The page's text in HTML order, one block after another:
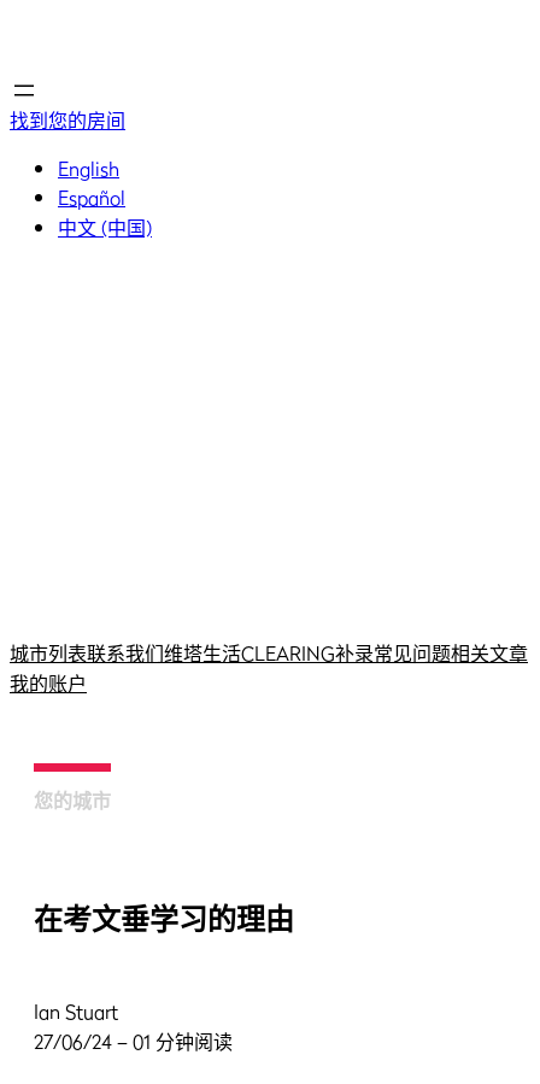
找到您的房间
English
Español
中文 (中国)
城市列表联系我们维塔生活CLEARING补录常见问题相关文章
我的账户
您的城市
在考文垂学习的理由
Ian Stuart
27/06/24 – 01 分钟阅读